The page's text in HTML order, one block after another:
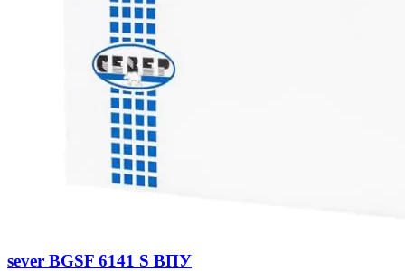
sever BGSF 6141 S ВПУ